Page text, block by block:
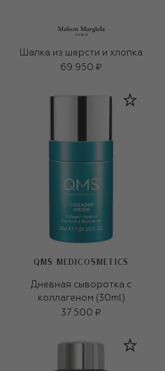
Шапка из шерсти и хлопка
69 950 ₽
QMS MEDICOSMETICS
Дневная сыворотка с
коллагеном (30ml)
37 500 ₽